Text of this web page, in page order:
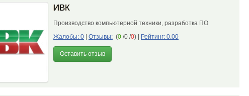
ИВК
Производство компьютерной техники, разработка ПО
Жалобы: 0
Отзывы: (0 /0 /0) Рейтинг: 0.00
Оставить отзыв